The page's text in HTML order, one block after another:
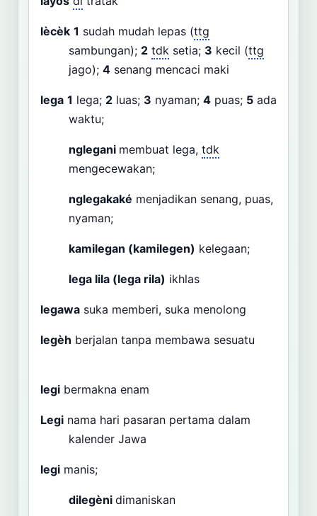
lècèk 1 sudah mudah lepas (ttg
sambungan); 2 tdk setia; 3 kecil (ttg
jago); 4 senang mencaci maki
lega 1 lega; 2 luas; 3 nyaman; 4 puas; 5 ada
waktu;
nglegani membuat lega, tdk
mengecewakan;
nglegakaké menjadikan senang, puas,
nyaman;
kamilegan (kamilegen) kelegaan;
lega lila (lega rila) ikhlas
legawa suka memberi, suka menolong
legèh berjalan tanpa membawa sesuatu
legi bermakna enam
Legi nama hari pasaran pertama dalam
kalender Jawa
legi manis;
dilegèni dimaniskan